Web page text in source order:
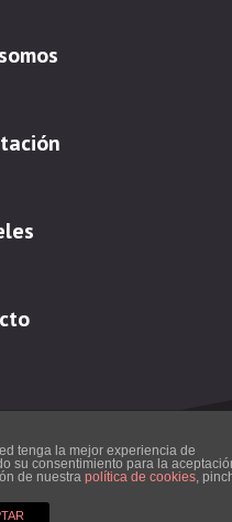
de cookies
tenga la mejor experiencia de
su consentimiento para la
de nuestra política de cookies,